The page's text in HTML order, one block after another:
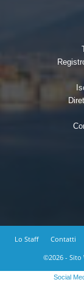
Lo Staff Contatti
©2026 - Sito
Social